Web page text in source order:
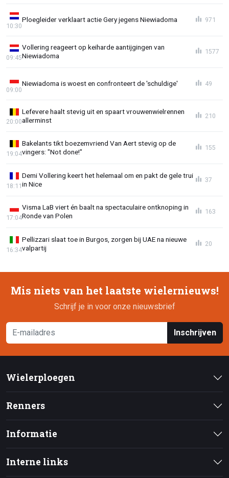
Ploegleider verklaart actie Gery jegens Niewiadoma
10:30
971
Vollering reageert op keiharde aantijgingen van
Niewiadoma
09:45
1577
Niewiadoma is woest en confronteert de 'schuldige'
09:00
49
Lefevere haalt stevig uit en spaart vrouwenwielrennen
allerminst
20:00
210
Bakelants tikt boezemvriend Van Aert stevig op de
vingers: "Not done!"
19:04
155
Demi Vollering keert het helemaal om en pakt de gele trui
in Nice
18:11
37
Visma LaB viert én baalt na spectaculaire ontknoping in
Ronde van Polen
17:04
163
Pellizzari slaat toe in Burgos, zorgen bij UAE na nieuwe
valpartij
16:34
20
Mis niets van het laatste wielernieuws!
Schrijf je in voor onze nieuwsbrief
Inschrijven
Wielerploegen
Renners
Informatie
Interne links